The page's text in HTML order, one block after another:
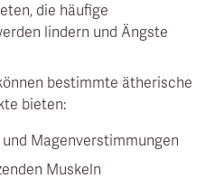
die häufige
lindern und Ängste
bestimmte ätherische
bieten:
Magenverstimmungen
Muskeln